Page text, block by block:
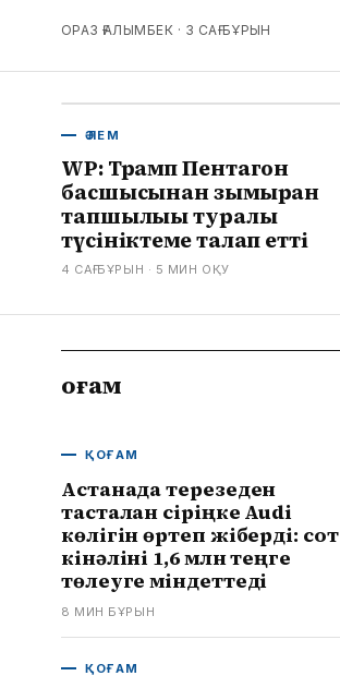
ОРАЗ ҒАЛЫМБЕК · 3 САҒ БҰРЫН
ӘЛЕМ
WP: Трамп Пентагон
басшысынан зымыран
тапшылығы туралы
түсініктеме талап етті
4 САҒ БҰРЫН · 5 МИН ОҚУ
Қоғам
ҚОҒАМ
Астанада терезеден
тасталған сіріңке Audi
көлігін өртеп жіберді: сот
кінәліні 1,6 млн теңге
төлеуге міндеттеді
8 МИН БҰРЫН
ҚОҒАМ